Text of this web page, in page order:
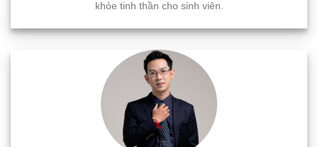
khỏe tinh thần cho sinh viên.